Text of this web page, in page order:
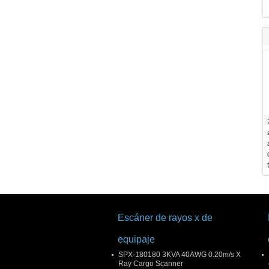
Escáner de rayos x de
equipaje
SPX-180180 3KVA 40AWG 0.20m/s X
Ray Cargo Scanner